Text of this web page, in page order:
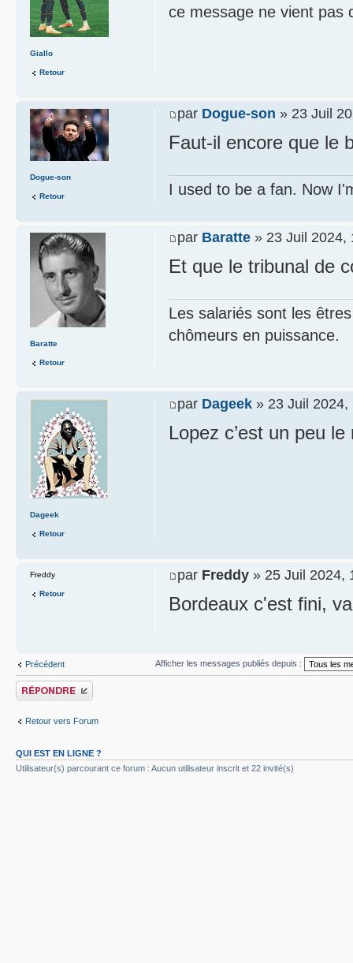
ce message ne vient pas
Giallo
Retour
par Dogue-son » 23 Juil
Faut-il encore que le
I used to be a fan. Now
Dogue-son
Retour
par Baratte » 23 Juil 2024,
Et que le tribunal de
Les salariés sont les
chômeurs en puissance.
Baratte
Retour
par Dageek » 23 Juil 2024,
Lopez c’est un peu
Dageek
Retour
par Freddy » 25 Juil 2024,
Bordeaux c'est fini,
Freddy
Retour
Précédent Afficher les messages publiés depuis :
Publier une réponse
Retour vers Forum
QUI EST EN LIGNE ?
Utilisateur(s) parcourant ce forum : Aucun utilisateur inscrit et 22 invité(s)